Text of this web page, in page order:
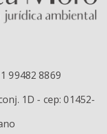
99482 8869
1D - cep: 01452-